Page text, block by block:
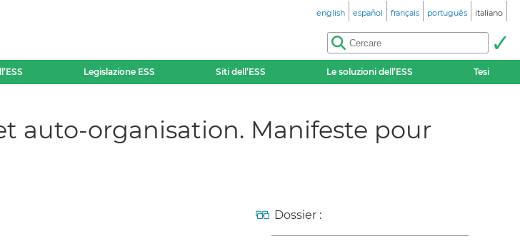
english español français português italiano
Legislazione ESS Siti dell’ESS Le soluzioni dell’ESS Tesi
auto-organisation. Manifeste pour
Dossier :